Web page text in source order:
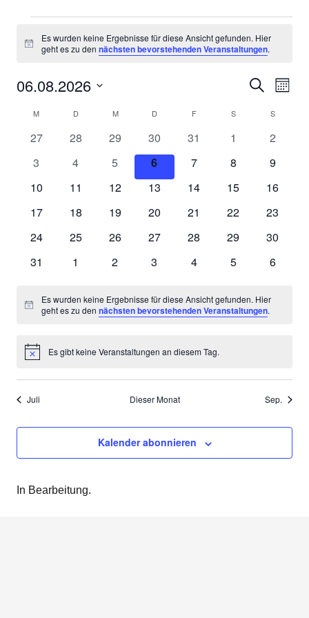
Veranstaltungen
Hinweis
Es wurden keine Ergebnisse für diese Ansicht gefunden. Hier
geht es zu den nächsten bevorstehenden Veranstaltungen.
Suche
und
Suche
Monat
06.08.2026
Kalender
von
Veranstaltungen
M DDIENSTAGMMITTWOCH
DDONNERSTAG
FFREITAG SSAMSTAGS
0
27
0
Veranstaltungen
28
0
Veranstaltungen
29
0
Veranstaltungen
30
0
31
0
1
0
2
0
3
0
Veranstaltungen
4
0
Veranstaltungen
5
0
Veranstaltungen
6
0
7
0
8
0
9
0
10
0
11
0
12
0
13
0
14
0
15
0
16
0
17
0
18
0
19
0
20
0
21
0
22
0
23
0
24
0
25
0
26
0
27
0
28
0
29
0
30
0
31
0
1
0
2
0
3
0
4
0
5
0
6
Hinweis
Es wurden keine Ergebnisse für diese Ansicht gefunden. Hier
geht es zu den nächsten bevorstehenden Veranstaltungen.
HinweisEs gibt keine Veranstaltungen an diesem Tag.
Juli Dieser Monat Sep.
Kalender abonnieren
In Bearbeitung.